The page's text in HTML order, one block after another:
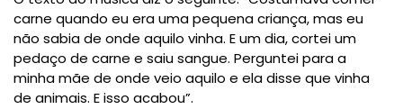
carne quando eu era uma pequena criança, mas eu
não sabia de onde aquilo vinha. E um dia, cortei um
pedaço de carne e saiu sangue. Perguntei para a
minha mãe de onde veio aquilo e ela disse que vinha
de animais. E isso acabou”.